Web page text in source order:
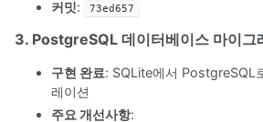
커밋: 73ed657
3. PostgreSQL 데이터베이스 마이그
구현 완료: SQLite에서 PostgreSQL
레이션
주요 개선사항: